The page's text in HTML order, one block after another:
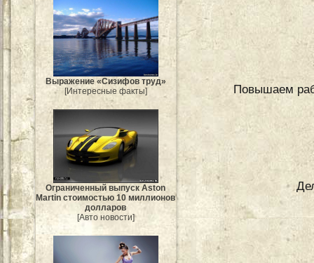
Выражение «Сизифов труд»
[Интересные факты]
Ограниченный выпуск Aston
Martin стоимостью 10 миллионов
долларов
[Авто новости]
Повышаем